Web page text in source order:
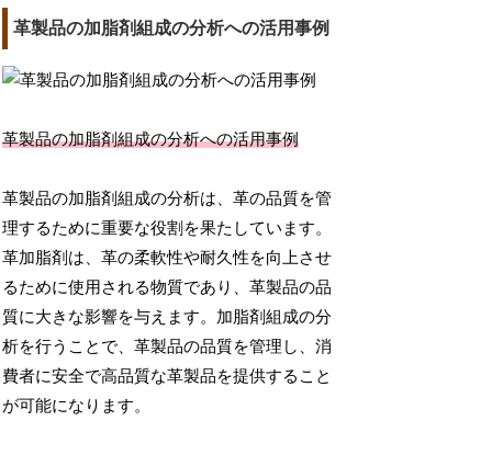
革製品の加脂剤組成の分析への活用事例
革製品の加脂剤組成の分析への活用事例
革製品の加脂剤組成の分析は、革の品質を管
理するために重要な役割を果たしています。
革加脂剤は、革の柔軟性や耐久性を向上させ
るために使用される物質であり、革製品の品
質に大きな影響を与えます。加脂剤組成の分
析を行うことで、革製品の品質を管理し、消
費者に安全で高品質な革製品を提供すること
が可能になります。